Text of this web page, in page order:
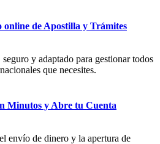
de Apostilla y Trámites
y adaptado para gestionar todos
que necesites.
Minutos y Abre tu Cuenta
envío de dinero y la apertura de